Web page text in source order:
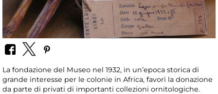
La fondazione del Museo nel 1932, in un’epoca storica di
grande interesse per le colonie in Africa, favorì la donazione
da parte di privati di importanti collezioni ornitologiche.